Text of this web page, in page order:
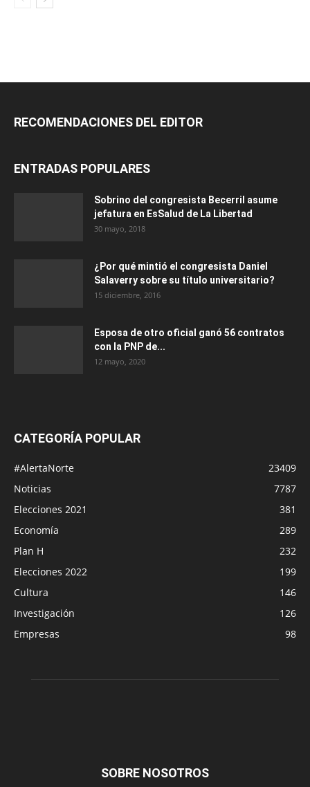
RECOMENDACIONES DEL EDITOR
ENTRADAS POPULARES
Sobrino del congresista Becerril asume
jefatura en EsSalud de La Libertad
30 mayo, 2018
¿Por qué mintió el congresista Daniel
Salaverry sobre su título universitario?
15 diciembre, 2016
Esposa de otro oficial ganó 56 contratos
con la PNP de...
12 mayo, 2020
CATEGORÍA POPULAR
#AlertaNorte
23409
Noticias
7787
Elecciones 2021
381
Economía
289
Plan H
232
Elecciones 2022
199
Cultura
146
Investigación
126
Empresas
98
SOBRE NOSOTROS